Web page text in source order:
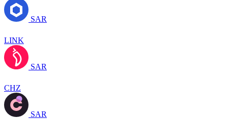
SAR
LINK
SAR
CHZ
SAR